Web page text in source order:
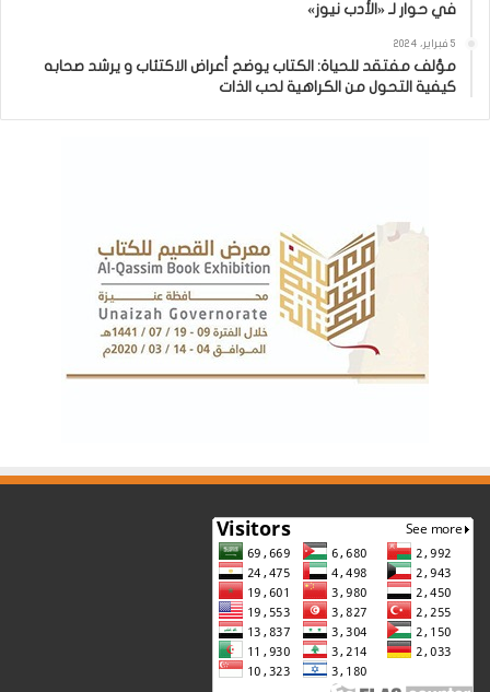
في حوار لـ «الأدب نيوز»
5 فبراير، 2024
مؤلف مفتقد للحياة: الكتاب يوضح أعراض الاكتئاب و يرشد صحابه
كيفية التحول من الكراهية لحب الذات